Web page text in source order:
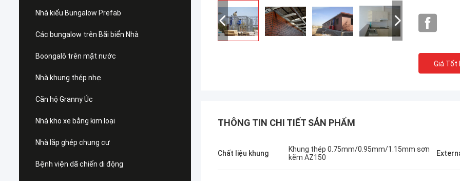
Nhà kiểu Bungalow Prefab
Các bungalow trên Bãi biển Nhà
Boongalô trên mặt nước
Nhà khung thép nhẹ
Căn hộ Granny Úc
Nhà kho xe bằng kim loại
Nhà lắp ghép chung cư
Bệnh viện dã chiến di động
Giá Tốt
THÔNG TIN CHI TIẾT SẢN PHẨM
Chất liệu khung
Khung thép 0.75mm/0.95mm/1.15mm sơn
kẽm AZ150